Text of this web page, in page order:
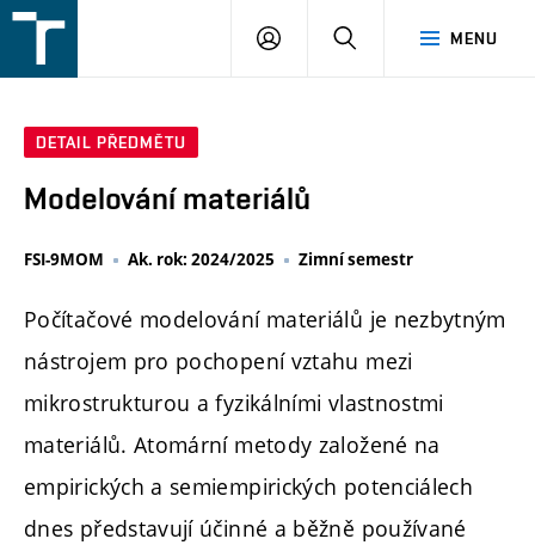
v
MENU
PŘIHLÁŠENÍ
DETAIL PŘEDMĚTU
Modelování materiálů
FSI-9MOM Ak. rok: 2024/2025 Zimní semestr
Počítačové modelování materiálů je nezbytným
nástrojem pro pochopení vztahu mezi
mikrostrukturou a fyzikálními vlastnostmi
materiálů. Atomární metody založené na
empirických a semiempirických potenciálech
dnes představují účinné a běžně používané